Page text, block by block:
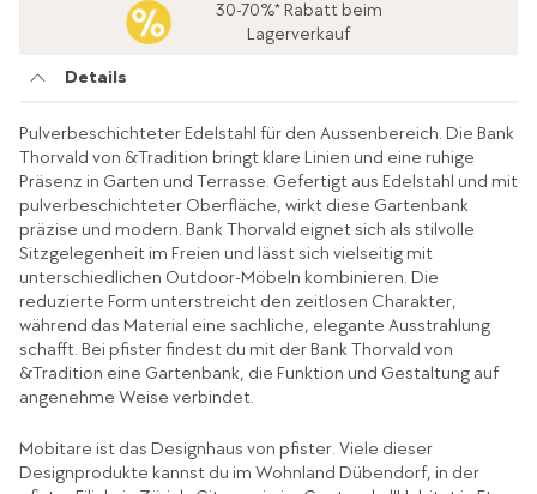
30-70%* Rabatt beim
Lagerverkauf
Details
Pulverbeschichteter Edelstahl für den Aussenbereich. Die Bank
Thorvald von &Tradition bringt klare Linien und eine ruhige
Präsenz in Garten und Terrasse. Gefertigt aus Edelstahl und mit
pulverbeschichteter Oberfläche, wirkt diese Gartenbank
präzise und modern. Bank Thorvald eignet sich als stilvolle
Sitzgelegenheit im Freien und lässt sich vielseitig mit
unterschiedlichen Outdoor-Möbeln kombinieren. Die
reduzierte Form unterstreicht den zeitlosen Charakter,
während das Material eine sachliche, elegante Ausstrahlung
schafft. Bei pfister findest du mit der Bank Thorvald von
&Tradition eine Gartenbank, die Funktion und Gestaltung auf
angenehme Weise verbindet.
Mobitare ist das Designhaus von pfister. Viele dieser
Designprodukte kannst du im Wohnland Dübendorf, in der